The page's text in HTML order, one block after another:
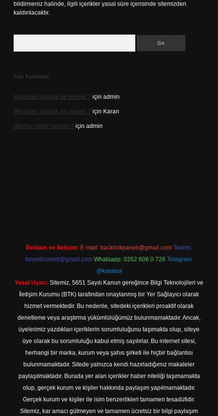
bildirmeniz halinde, ilgili içerikler yasal süre içerisinde sitemizden
kaldırılacaktır.
Son Yorumlar
Merdiven çıkmak ne demek ? için admin
Merdiven çıkmak ne demek ? için Karan
Mechul nedir hadiste ? için admin
Reklam ve İletişim: E-mail: backlinkpaneli@gmail.com Teams:
forumhizmeti@gmail.com Whatsapp: 0262 606 0 726 Telegram:
@karabul
Yasal Uyarı: Sitemiz, 5651 Sayılı Kanun gereğince Bilgi Teknolojileri ve
İletişim Kurumu (BTK) tarafından onaylanmış bir Yer Sağlayıcı olarak
hizmet vermektedir. Bu nedenle, sitedeki içerikleri proaktif olarak
denetleme veya araştırma yükümlülüğümüz bulunmamaktadır. Ancak,
üyelerimiz yazdıkları içeriklerin sorumluluğunu taşımakta olup, siteye
üye olarak bu sorumluluğu kabul etmiş sayılırlar. Bu internet sitesi,
herhangi bir marka, kurum veya şahıs şirketi ile hiçbir bağlantısı
bulunmamaktadır. Sitede yalnızca kendi hazırladığımız makaleler
paylaşılmaktadır. Burada yer alan içerikler haber niteliği taşımamakta
olup, gerçek kurum ve kişiler hakkında paylaşım yapılmamaktadır.
Gerçek kurum ve kişiler ile isim benzerlikleri tamamen tesadüfidir.
Sitemiz, kar amacı gütmeyen ve tamamen ücretsiz bir bilgi paylaşım